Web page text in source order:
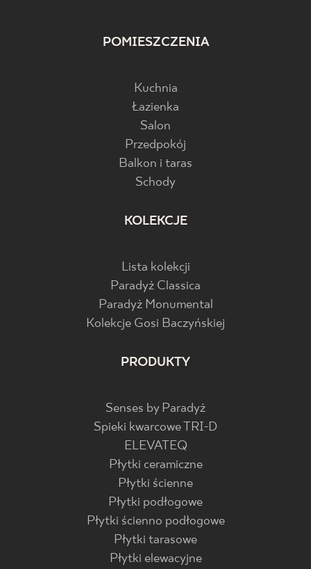
POMIESZCZENIA
Kuchnia
Łazienka
Salon
Przedpokój
Balkon i taras
Schody
KOLEKCJE
Lista kolekcji
Paradyż Classica
Paradyż Monumental
Kolekcje Gosi Baczyńskiej
PRODUKTY
Senses by Paradyż
Spieki kwarcowe TRI-D
ELEVATEQ
Płytki ceramiczne
Płytki ścienne
Płytki podłogowe
Płytki ścienno podłogowe
Płytki tarasowe
Płytki elewacyjne